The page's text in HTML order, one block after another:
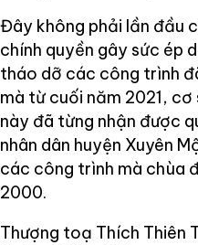
Đây không phải lần đầu
chính quyền gây sức ép
tháo dỡ các công trình
mà từ cuối năm 2021,
này đã từng nhận được
nhân dân huyện Xuyên
các công trình mà chùa
2000.
Thượng toạ Thích Thiên